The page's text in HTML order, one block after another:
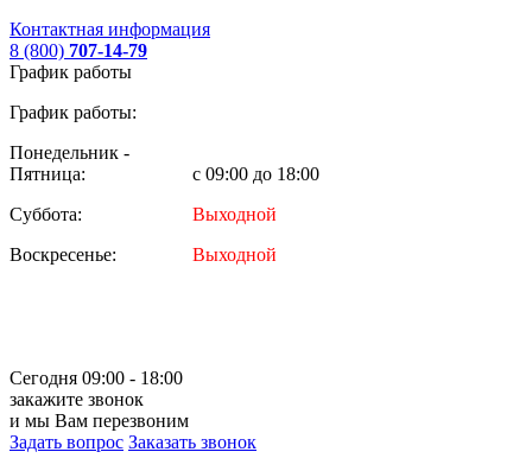
Контактная информация
8 (800) 707-14-79
График работы
График работы:
Понедельник -
Пятница:
с 09:00 до 18:00
Суббота:
Выходной
Воскресенье:
Выходной
Сегодня 09:00 - 18:00
закажите звонок
и мы Вам перезвоним
Задать вопрос Заказать звонок